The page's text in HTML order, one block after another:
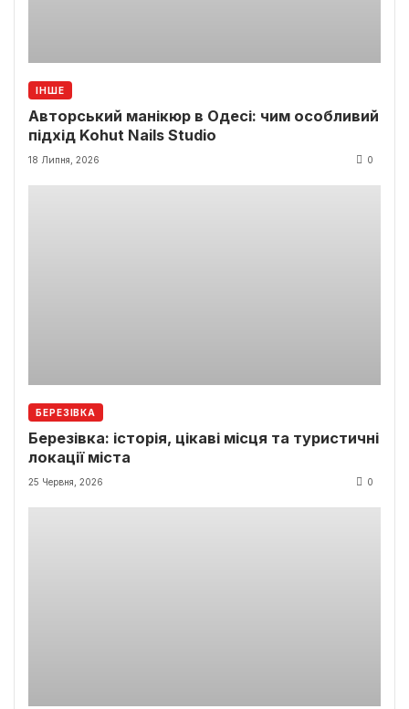
ІНШЕ
Авторський манікюр в Одесі: чим особливий
підхід Kohut Nails Studio
18 Липня, 2026 0
БЕРЕЗІВКА
Березівка: історія, цікаві місця та туристичні
локації міста
25 Червня, 2026 0